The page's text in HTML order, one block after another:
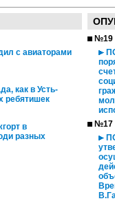
с авиаторами
как в Усть-
ребятишек
в
разных
№19
№17